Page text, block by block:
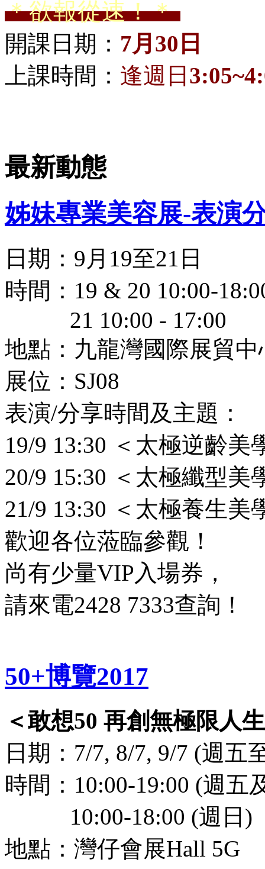
＊欲報從速！＊
開課日期： 7月30日
上課時間： 逢週日
最新動態
姊妹專業美容展-表演
日期：9月19至21日
時間：19 & 20 10:00-
21 10:00 - 17:00
地點：九龍灣國際展貿中
展位：SJ08
表演/分享時間及主題：
19/9 13:30 ＜太極逆齡美
20/9 15:30 ＜太極纖型美
21/9 13:30 ＜太極養生美
歡迎各位蒞臨參觀！
尚有少量VIP入場券，
請來電2428 7333查詢！
50+博覽2017
＜敢想50 再創無極限人
日期：7/7, 8/7, 9/7 (週五
時間：10:00-19:00 (週五
10:00-18:00 (週日)
地點：灣仔會展Hall 5G